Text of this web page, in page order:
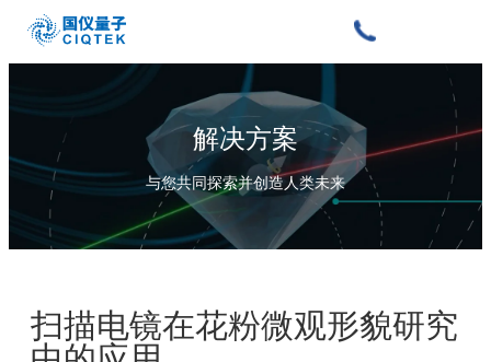
解决方案
与您共同探索并创造人类未来
扫描电镜在花粉微观形貌研究